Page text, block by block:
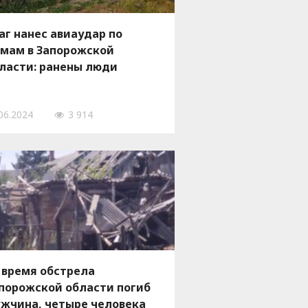
нанес авиаудар по
в Запорожской
ранены люди
3 914
обстрела
области погиб
четыре человека